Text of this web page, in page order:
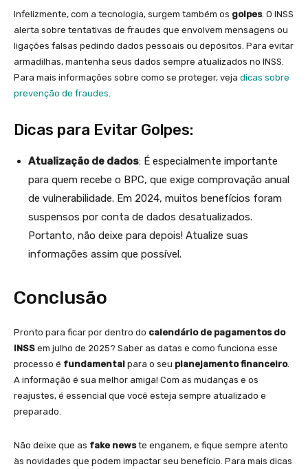
Infelizmente, com a tecnologia, surgem também os golpes. O INSS
alerta sobre tentativas de fraudes que envolvem mensagens ou
ligações falsas pedindo dados pessoais ou depósitos. Para evitar
armadilhas, mantenha seus dados sempre atualizados no INSS.
Para mais informações sobre como se proteger, veja dicas sobre
prevenção de fraudes.
Dicas para Evitar Golpes:
Atualização de dados: É especialmente importante
para quem recebe o BPC, que exige comprovação anual
de vulnerabilidade. Em 2024, muitos benefícios foram
suspensos por conta de dados desatualizados.
Portanto, não deixe para depois! Atualize suas
informações assim que possível.
Conclusão
Pronto para ficar por dentro do calendário de pagamentos do
INSS em julho de 2025? Saber as datas e como funciona esse
processo é fundamental para o seu planejamento financeiro.
A informação é sua melhor amiga! Com as mudanças e os
reajustes, é essencial que você esteja sempre atualizado e
preparado.
Não deixe que as fake newste enganem, e fique sempre atento
às novidades que podem impactar seu benefício. Para mais dicas